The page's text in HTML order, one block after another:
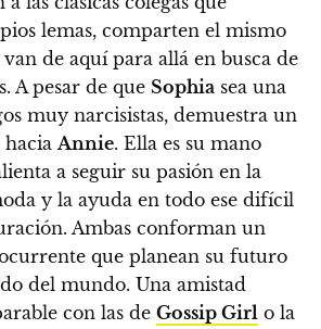
lemas, comparten el mismo
de aquí para allá en busca de
A pesar de que Sophia sea una
muy narcisistas, demuestra un
haciaAnnie. Ella es su mano
a seguir su pasión en la
y la ayuda en todo ese difícil
Ambas conforman un
que planean su futuro
del mundo. Una amistad
con las de Gossip Girl o la